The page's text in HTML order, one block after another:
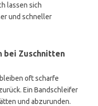
lassen sich
und schneller
bei Zuschnitten
oft scharfe
Ein Bandschleifer
und abzurunden.